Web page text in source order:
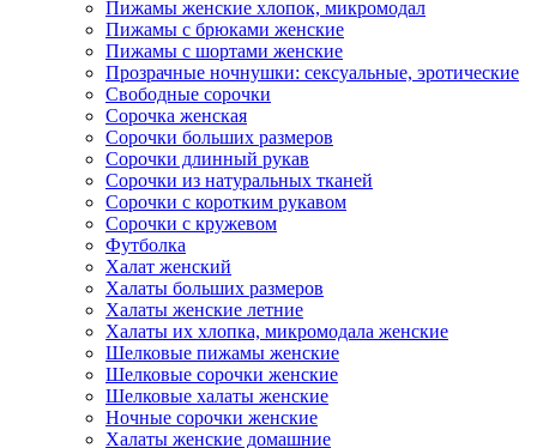
Пижамы женские хлопок, микромодал
Пижамы с брюками женские
Пижамы с шортами женские
Прозрачные ночнушки: сексуальные, эротические
Свободные сорочки
Сорочка женская
Сорочки больших размеров
Сорочки длинный рукав
Сорочки из натуральных тканей
Сорочки с коротким рукавом
Сорочки с кружевом
Футболка
Халат женский
Халаты больших размеров
Халаты женские летние
Халаты их хлопка, микромодала женские
Шелковые пижамы женские
Шелковые сорочки женские
Шелковые халаты женские
Ночные сорочки женские
Халаты женские домашние